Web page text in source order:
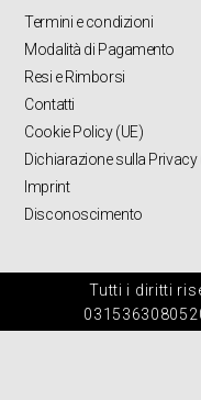
Termini e condizioni
Modalità di Pagamento
Resi e Rimborsi
Contatti
Cookie Policy (UE)
Dichiarazione sulla Privacy
Imprint
Disconoscimento
Tutti i diritti